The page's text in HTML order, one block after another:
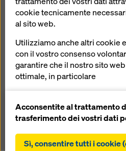
seguirà
Paesi
04.02.2015 | Stampa
Download: Press
cookie tecnicamente
al sito web.
Utilizziamo anche altri cookie
con il vostro consenso
garantire che il nostro sito
ottimale, in particolare
nostro sito web (cookie
facilitare un processo di
statistici),
Acconsentite al trattamento
trasferimento dei vostri dati
Sì, consentire tutti i cookie